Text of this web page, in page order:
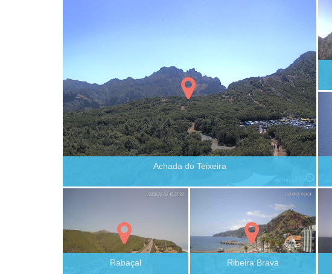
Achada do Teixeira
Rabaçal Ribeira Brava